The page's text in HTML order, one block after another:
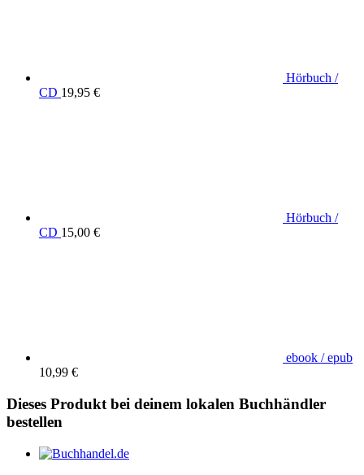
Hörbuch /
CD 19,95 €
Hörbuch /
CD 15,00 €
ebook / epub
10,99 €
Dieses Produkt bei deinem lokalen Buchhändler
bestellen